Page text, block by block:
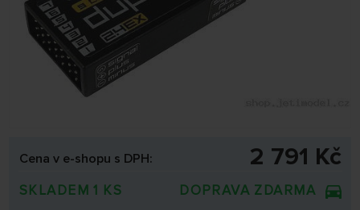
Cena v e-shopu s DPH: 2 791 Kč
SKLADEM 1 KS DOPRAVA ZDARMA